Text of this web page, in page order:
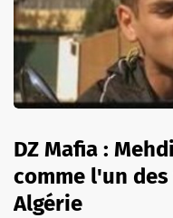
DZ Mafia :
comme l'un
Algérie